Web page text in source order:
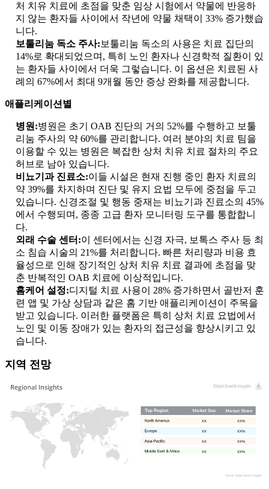
처 치유 치료에 초점을 맞춘 임상 시험에서 약물에 반응하
지 않는 환자들 사이에서 작년에 약물 채택이 33% 증가했습
니다.
보툴리눔 독소 주사: 보툴리눔 독소의 사용은 치료 집단의
14%로 확대되었으며, 특히 노인 환자나 신경학적 질환이 있
는 환자들 사이에서 더욱 그렇습니다. 이 옵션은 치료된 사
례의 67%에서 최대 9개월 동안 증상 완화를 제공합니다.
애플리케이션별
병원:병원은 초기 OAB 진단의 거의 52%를 수행하고 보툴
리눔 주사의 약 60%를 관리합니다. 여러 분야의 치료 팀을
이용할 수 있는 병원은 복잡한 상처 치유 치료 절차의 주요
허브로 남아 있습니다.
비뇨기과 진료소:이들 시설은 현재 진행 중인 환자 치료의
약 39%를 차지하며 진단 및 유지 요법 모두에 중점을 두고
있습니다. 신경조절 및 행동 중재는 비뇨기과 진료소의 45%
에서 수행되며, 종종 고급 환자 모니터링 도구를 통합합니
다.
외래 수술 센터:이 센터에서는 신경 자극, 보톡스 주사 등 최
소 침습 시술의 21%를 처리합니다. 빠른 처리량과 비용 효
율성으로 인해 장기적인 상처 치유 치료 결과에 초점을 맞
춘 반복적인 OAB 치료에 이상적입니다.
홈케어 설정:디지털 치료 사용이 28% 증가하면서 골반저 훈
련 앱 및 가상 상담과 같은 홈 기반 애플리케이션이 주목을
받고 있습니다. 이러한 플랫폼은 특히 상처 치료 요법에서
노인 및 이동 장애가 있는 환자의 접근성을 향상시키고 있
습니다.
지역 전망
XX%
XX
XX%
XX
XX%
XX
XX%
XX